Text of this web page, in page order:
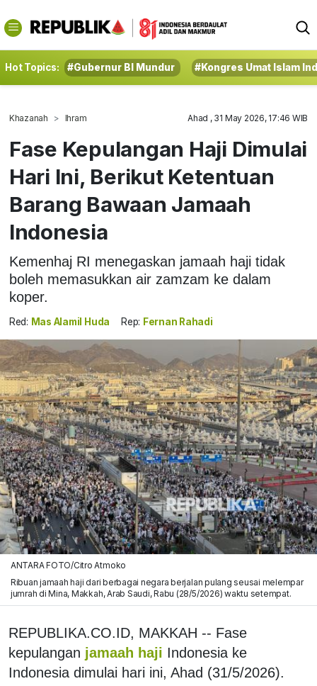
Hot Topics: #Gubernur BI Mundur #Kongres Umat Islam
Khazanah Ihram Ahad , 31 May 2026, 17:46 WIB
Fase Kepulangan Haji Dimulai
Hari Ini, Berikut Ketentuan
Barang Bawaan Jamaah
Indonesia
Kemenhaj RI menegaskan jamaah haji tidak
boleh memasukkan air zamzam ke dalam
koper.
Red: Mas Alamil Huda Rep: Fernan Rahadi
ANTARA FOTO/Citro Atmoko
Ribuan jamaah haji dari berbagai negara berjalan pulang seusai melempar
jumrah di Mina, Makkah, Arab Saudi, Rabu (28/5/2026) waktu setempat.
REPUBLIKA.CO.ID, MAKKAH -- Fase
kepulangan jamaah haji Indonesia ke
Indonesia dimulai hari ini, Ahad (31/5/2026).